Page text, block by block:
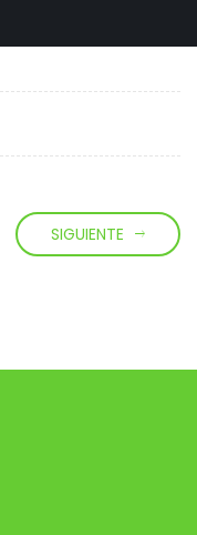
SIGUIENTE